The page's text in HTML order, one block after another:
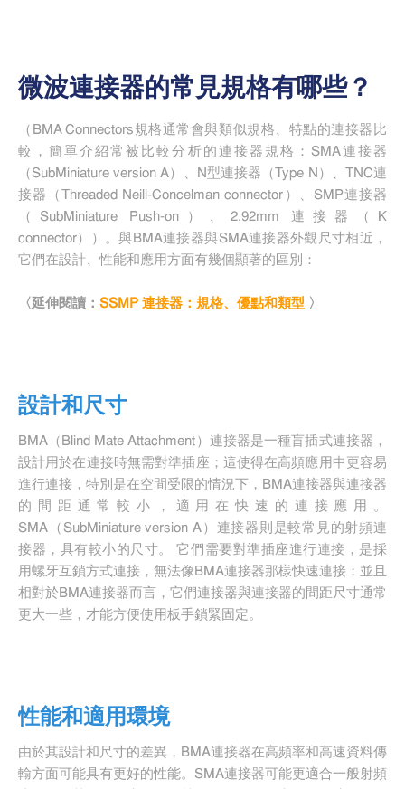
微波連接器的常見規格有哪些？
（BMA Connectors規格通常會與類似規格、特點的連接器比
較，簡單介紹常被比較分析的連接器規格：SMA連接器
（SubMiniature version A）、N型連接器（Type N）、TNC連
接器（Threaded Neill-Concelman connector）、SMP連接器
（SubMiniature Push-on）、2.92mm 連接器（K
connector））。與BMA連接器與SMA連接器外觀尺寸相近，
它們在設計、性能和應用方面有幾個顯著的區別：
〈延伸閱讀： SSMP 連接器：規格、優點和類型 〉
設計和尺寸
BMA（Blind Mate Attachment）連接器是一種盲插式連接器，
設計用於在連接時無需對準插座；這使得在高頻應用中更容易
進行連接，特別是在空間受限的情況下，BMA連接器與連接器
的間距通常較小，適用在快速的連接應用。
SMA（SubMiniature version A）連接器則是較常見的射頻連
接器，具有較小的尺寸。 它們需要對準插座進行連接，是採
用螺牙互鎖方式連接，無法像BMA連接器那樣快速連接；並且
相對於BMA連接器而言，它們連接器與連接器的間距尺寸通常
更大一些，才能方便使用板手鎖緊固定。
性能和適用環境
由於其設計和尺寸的差異，BMA連接器在高頻率和高速資料傳
輸方面可能具有更好的性能。SMA連接器可能更適合一般射頻